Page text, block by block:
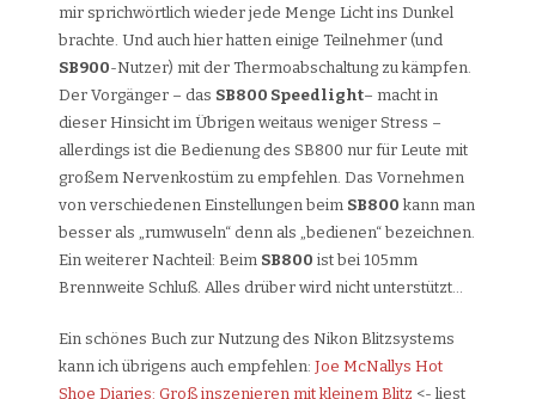
mir sprichwörtlich wieder jede Menge Licht ins Dunkel
brachte. Und auch hier hatten einige Teilnehmer (und
SB900-Nutzer) mit der Thermoabschaltung zu kämpfen.
Der Vorgänger – das SB800 Speedlight– macht in
dieser Hinsicht im Übrigen weitaus weniger Stress –
allerdings ist die Bedienung des SB800 nur für Leute mit
großem Nervenkostüm zu empfehlen. Das Vornehmen
von verschiedenen Einstellungen beim SB800 kann man
besser als „rumwuseln“ denn als „bedienen“ bezeichnen.
Ein weiterer Nachteil: Beim SB800 ist bei 105mm
Brennweite Schluß. Alles drüber wird nicht unterstützt…
Ein schönes Buch zur Nutzung des Nikon Blitzsystems
kann ich übrigens auch empfehlen: Joe McNallys Hot
Shoe Diaries: Groß inszenieren mit kleinem Blitz <- liest